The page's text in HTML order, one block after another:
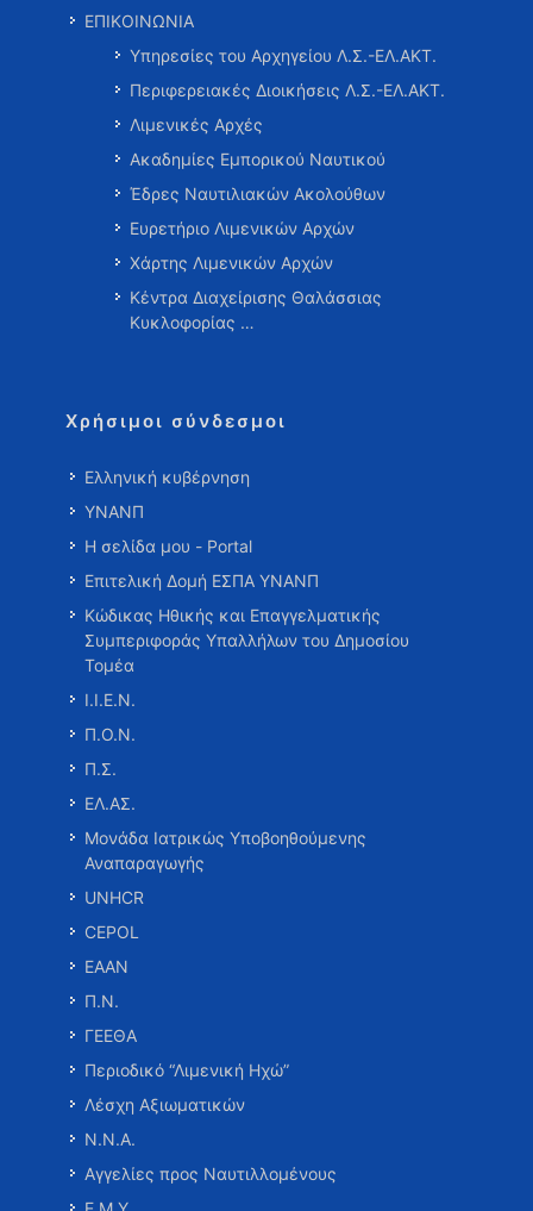
ΕΠΙΚΟΙΝΩΝΙΑ
Υπηρεσίες του Αρχηγείου Λ.Σ.-ΕΛ.ΑΚΤ.
Περιφερειακές Διοικήσεις Λ.Σ.-ΕΛ.ΑΚΤ.
Λιμενικές Αρχές
Ακαδημίες Εμπορικού Ναυτικού
Έδρες Ναυτιλιακών Ακολούθων
Ευρετήριο Λιμενικών Αρχών
Χάρτης Λιμενικών Αρχών
Κέντρα Διαχείρισης Θαλάσσιας
Κυκλοφορίας …
Χρήσιμοι σύνδεσμοι
Ελληνική κυβέρνηση
ΥΝΑΝΠ
Η σελίδα μου - Portal
Επιτελική Δομή ΕΣΠΑ ΥΝΑΝΠ
Κώδικας Ηθικής και Επαγγελματικής
Συμπεριφοράς Υπαλλήλων του Δημοσίου
Τομέα
Ι.Ι.Ε.Ν.
Π.Ο.Ν.
Π.Σ.
ΕΛ.ΑΣ.
Μονάδα Ιατρικώς Υποβοηθούμενης
Αναπαραγωγής
UNHCR
CEPOL
ΕΑΑΝ
Π.Ν.
ΓΕΕΘΑ
Περιοδικό “Λιμενική Ηχώ”
Λέσχη Αξιωματικών
Ν.Ν.Α.
Αγγελίες προς Ναυτιλλομένους